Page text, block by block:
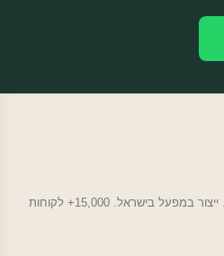
טפטים, מדבקות קיר וציפויי זכוכית. ייצור במפעל בישראל. 15,000+ לקוחות